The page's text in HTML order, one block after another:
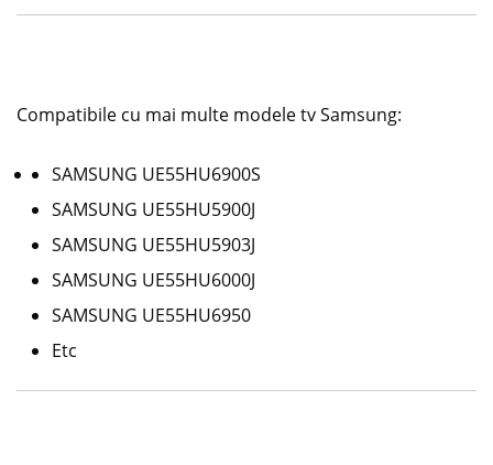
Compatibile cu mai multe modele tv Samsung:
SAMSUNG UE55HU6900S
SAMSUNG UE55HU5900J
SAMSUNG UE55HU5903J
SAMSUNG UE55HU6000J
SAMSUNG UE55HU6950
Etc